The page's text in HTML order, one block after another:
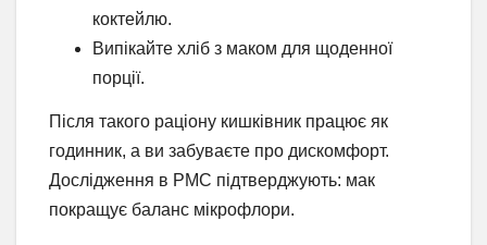
коктейлю.
Випікайте хліб з маком для щоденної
порції.
Після такого раціону кишківник працює як
годинник, а ви забуваєте про дискомфорт.
Дослідження в PMC підтверджують: мак
покращує баланс мікрофлори.